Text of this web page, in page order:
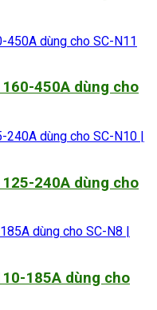
450A dùng cho
240A dùng cho
185A dùng cho